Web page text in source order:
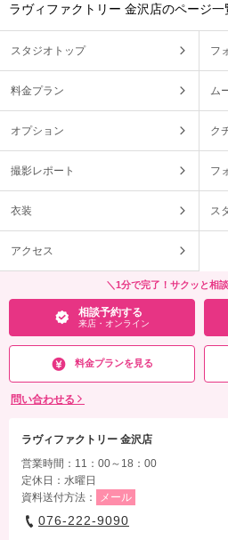
ラヴィファクトリー 金沢店のページ一
スタジオトップ フ
料金プラン ム
オプション ク
撮影レポート フ
衣装 ス
アクセス
＼1分で完了！サクッと相
相談予約する
来店・オンライン
料金プランを見る
問い合わせる
ラヴィファクトリー 金沢店
営業時間：11：00～18：00
定休日：水曜日
資料送付方法：
メール
076-222-9090